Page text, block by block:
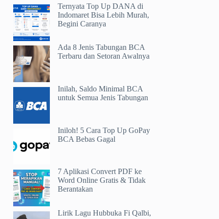
Ternyata Top Up DANA di
Indomaret Bisa Lebih Murah,
Begini Caranya
Ada 8 Jenis Tabungan BCA
Terbaru dan Setoran Awalnya
Inilah, Saldo Minimal BCA
untuk Semua Jenis Tabungan
Iniloh! 5 Cara Top Up GoPay
BCA Bebas Gagal
7 Aplikasi Convert PDF ke
Word Online Gratis & Tidak
Berantakan
Lirik Lagu Hubbuka Fi Qalbi,